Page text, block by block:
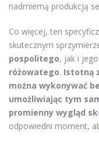
nadmierną produkcją
Co więcej, ten
skutecznym
pospolitego, jak i
różowatego. Istotną
można wykonywać
umożliwiając tym
promienny wygląd
odpowiedni moment,